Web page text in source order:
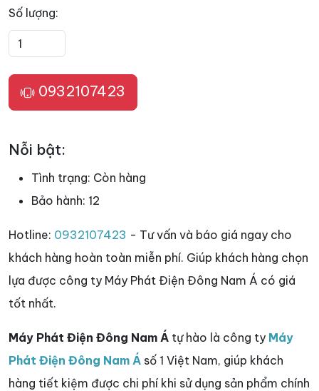
Số lượng:
0932107423
Nỗi bật:
Tình trạng: Còn hàng
Bảo hành: 12
Hotline: 0932107423 - Tư vấn và báo giá ngay cho
khách hàng hoàn toàn miễn phí. Giúp khách hàng chọn
lựa được công ty Máy Phát Điện Đông Nam Á có giá
tốt nhất.
Máy Phát Điện Đông Nam Á tự hào là công ty Máy
Phát Điện Đông Nam Á số 1 Việt Nam, giúp khách
hàng tiết kiệm được chi phí khi sử dụng sản phẩm chính